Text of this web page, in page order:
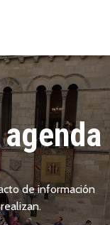
de información